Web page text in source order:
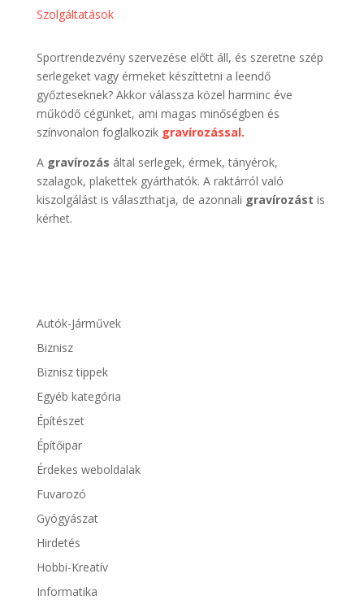
Szolgáltatások
Sportrendezvény szervezése előtt áll, és szeretne szép
serlegeket vagy érmeket készíttetni a leendő
győzteseknek? Akkor válassza közel harminc éve
működő cégünket, ami magas minőségben és
színvonalon foglalkozik gravírozással.
A gravírozás által serlegek, érmek, tányérok,
szalagok, plakettek gyárthatók. A raktárról való
kiszolgálást is választhatja, de azonnali gravírozást is
kérhet.
Autók-Járművek
Biznisz
Biznisz tippek
Egyéb kategória
Építészet
Építőipar
Érdekes weboldalak
Fuvarozó
Gyógyászat
Hirdetés
Hobbi-Kreatív
Informatika